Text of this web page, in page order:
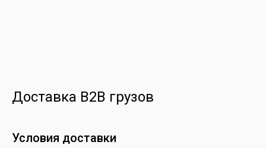
Доставка B2B грузов
Условия доставки